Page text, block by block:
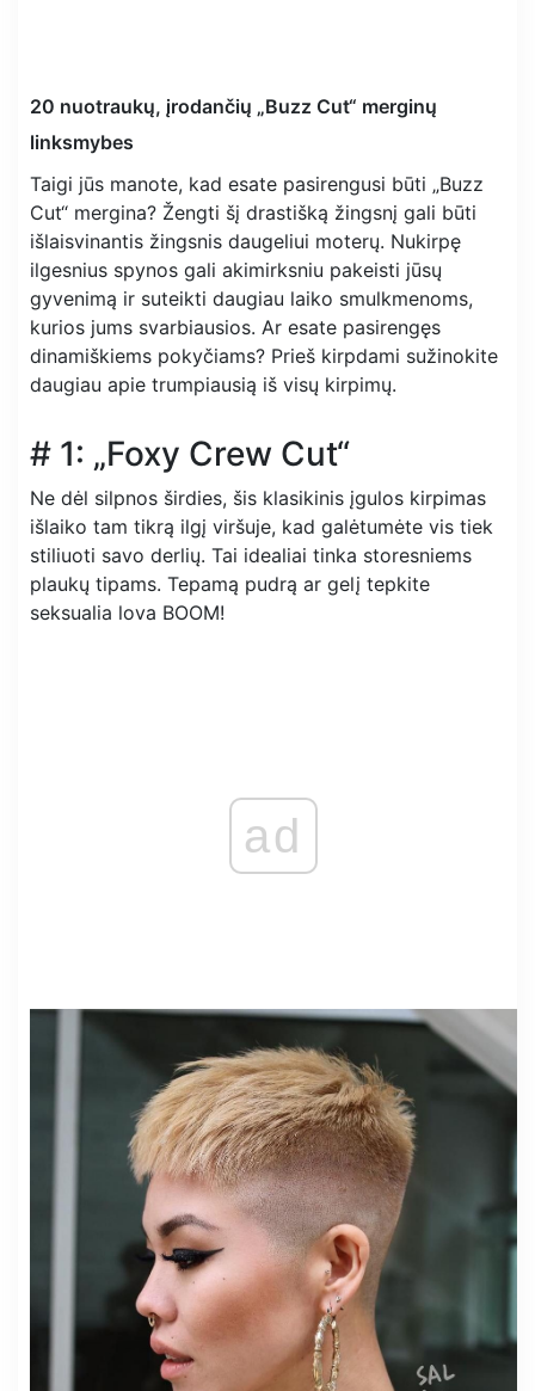
20 nuotraukų, įrodančių „Buzz Cut“ merginų
linksmybes
Taigi jūs manote, kad esate pasirengusi būti „Buzz
Cut“ mergina? Žengti šį drastišką žingsnį gali būti
išlaisvinantis žingsnis daugeliui moterų. Nukirpę
ilgesnius spynos gali akimirksniu pakeisti jūsų
gyvenimą ir suteikti daugiau laiko smulkmenoms,
kurios jums svarbiausios. Ar esate pasirengęs
dinamiškiems pokyčiams? Prieš kirpdami sužinokite
daugiau apie trumpiausią iš visų kirpimų.
# 1: „Foxy Crew Cut“
Ne dėl silpnos širdies, šis klasikinis įgulos kirpimas
išlaiko tam tikrą ilgį viršuje, kad galėtumėte vis tiek
stiliuoti savo derlių. Tai idealiai tinka storesniems
plaukų tipams. Tepamą pudrą ar gelį tepkite
seksualia lova BOOM!
ad